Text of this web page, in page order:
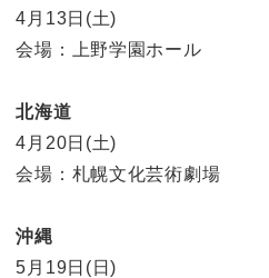
4月13日(土)
会場：上野学園ホール
北海道
4月20日(土)
会場：札幌文化芸術劇場
沖縄
5月19日(日)